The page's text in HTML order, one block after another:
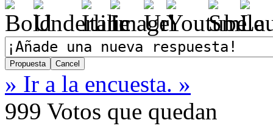
» Ir a la encuesta. »
999 Votos que quedan